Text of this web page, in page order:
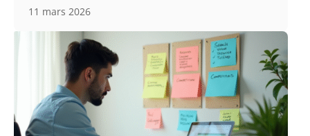
11 mars 2026